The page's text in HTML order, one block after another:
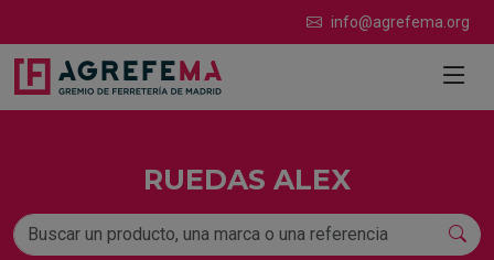
info@agrefema.org
RUEDAS ALEX